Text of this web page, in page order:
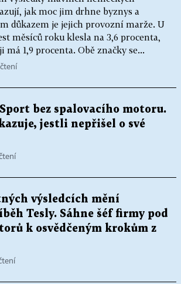
jak moc jim drhne byznys a
důkazem je jejich provozní marže. U
měsíců roku klesla na 3,6 procenta,
má 1,9 procenta. Obě značky se...
bez spalovacího motoru.
jestli nepřišel o své
výsledcích mění
Tesly. Sáhne šéf firmy pod
k osvědčeným krokům z